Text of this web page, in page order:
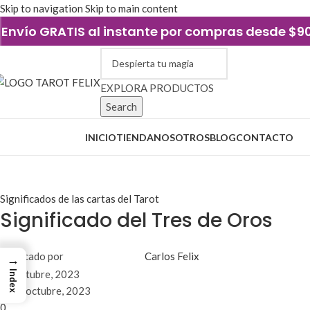
Skip to navigation Skip to main content
Envío GRATIS al instante por compras desde
EXPLORA PRODUCTOS
Search
INICIOTIENDANOSOTROSBLOGCONTACTO
Significados de las cartas del Tarot
Significado del Tres de Oros
Publicado por
Carlos Felix
30 octubre, 2023
El 29 octubre, 2023
0
→
Index